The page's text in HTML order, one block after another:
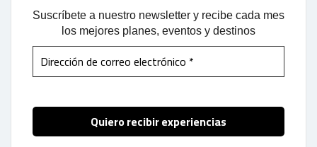
Suscríbete a nuestro newsletter y recibe cada mes
los mejores planes, eventos y destinos